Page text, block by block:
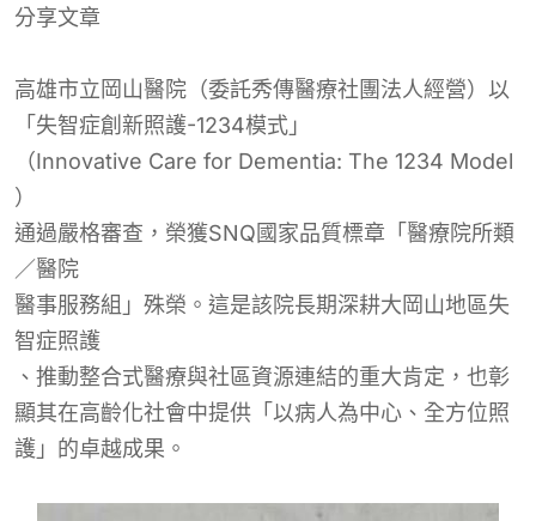
分享文章
高雄市立岡山醫院（委託秀傳醫療社團法人經營）以
「失智症創新照護-1234模式」
（Innovative Care for Dementia: The 1234 Model
）
通過嚴格審查，榮獲SNQ國家品質標章「醫療院所類
／醫院
醫事服務組」殊榮。這是該院長期深耕大岡山地區失
智症照護
、推動整合式醫療與社區資源連結的重大肯定，也彰
顯其在高齡化社會中提供「以病人為中心、全方位照
護」的卓越成果。